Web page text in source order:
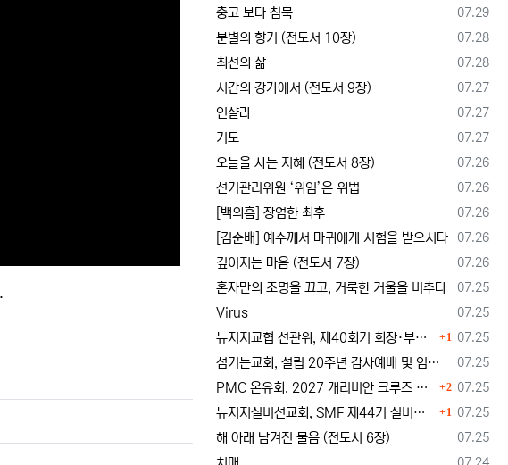
등록일
07.29
충고 보다 침묵
등록일
07.28
분별의 향기 (전도서 10장)
등록일
07.28
최선의 삶
등록일
07.27
시간의 강가에서 (전도서 9장)
등록일
07.27
인샬라
등록일
07.27
기도
등록일
07.26
오늘을 사는 지혜 (전도서 8장)
등록일
07.26
선거관리위원 ‘위임’은 위법
등록일
07.26
[백의흠] 장엄한 최후
등록일
07.26
[김순배] 예수께서 마귀에게 시험을 받으시다
등록일
07.26
깊어지는 마음 (전도서 7장)
등록일
07.25
혼자만의 조명을 끄고, 거룩한 거울을 비추다
등록일
07.25
Virus
등록일
07.25
뉴저지교협 선관위, 제40회기 회장·부회장 등록 및 추천 절차 공고… 선관위 구성 적정성 논란도 제기
댓글
1
등록일
07.25
섬기는교회, 설립 20주년 감사예배 및 임직식 --- "이제 더 힘차게 창공을 날자"
등록일
07.25
PMC 온유회, 2027 캐리비안 크루즈 전도여행 참가자 모집
댓글
2
등록일
07.25
뉴저지실버선교회, SMF 제44기 실버미션스쿨 수강생 모집
댓글
1
등록일
07.25
해 아래 남겨진 물음 (전도서 6장)
등록일